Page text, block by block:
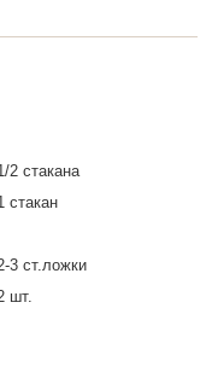
2 стакана
стакан
3 ст.ложки
шт.